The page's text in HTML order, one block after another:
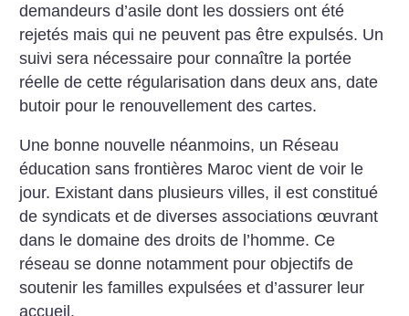
demandeurs d’asile dont les dossiers ont été
rejetés mais qui ne peuvent pas être expulsés. Un
suivi sera nécessaire pour connaître la portée
réelle de cette régularisation dans deux ans, date
butoir pour le renouvellement des cartes.
Une bonne nouvelle néanmoins, un Réseau
éducation sans frontières Maroc vient de voir le
jour. Existant dans plusieurs villes, il est constitué
de syndicats et de diverses associations œuvrant
dans le domaine des droits de l’homme. Ce
réseau se donne notamment pour objectifs de
soutenir les familles expulsées et d’assurer leur
accueil.